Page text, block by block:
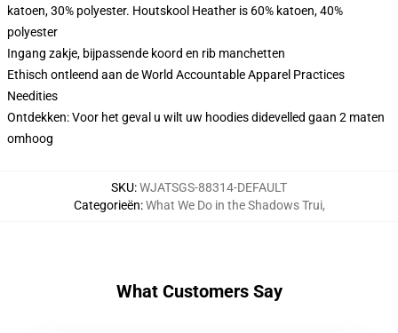
katoen, 30% polyester. Houtskool Heather is 60% katoen, 40%
polyester
Ingang zakje, bijpassende koord en rib manchetten
Ethisch ontleend aan de World Accountable Apparel Practices
Needities
Ontdekken: Voor het geval u wilt uw hoodies didevelled gaan 2 maten
omhoog
SKU:WJATSGS-88314-DEFAULT
Categorieën:What We Do in the Shadows Trui,
What Customers Say